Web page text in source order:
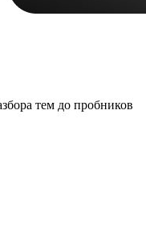
тем до пробников